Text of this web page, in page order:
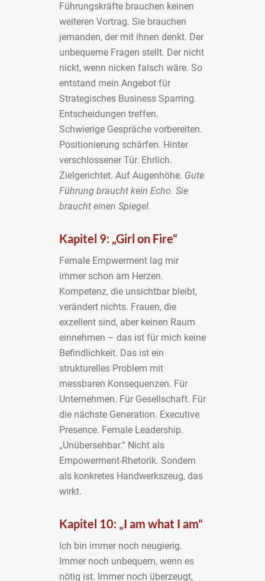
Führungskräfte brauchen keinen
weiteren Vortrag. Sie brauchen
jemanden, der mit ihnen denkt. Der
unbequeme Fragen stellt. Der nicht
nickt, wenn nicken falsch wäre. So
entstand mein Angebot für
Strategisches Business Sparring.
Entscheidungen treffen.
Schwierige Gespräche vorbereiten.
Positionierung schärfen. Hinter
verschlossener Tür. Ehrlich.
Zielgerichtet. Auf Augenhöhe. Gute
Führung braucht kein Echo. Sie
braucht einen Spiegel.
Kapitel 9: „Girl on Fire“
Female Empwerment lag mir
immer schon am Herzen.
Kompetenz, die unsichtbar bleibt,
verändert nichts. Frauen, die
exzellent sind, aber keinen Raum
einnehmen – das ist für mich keine
Befindlichkeit. Das ist ein
strukturelles Problem mit
messbaren Konsequenzen. Für
Unternehmen. Für Gesellschaft. Für
die nächste Generation. Executive
Presence. Female Leadership.
„Unübersehbar.“ Nicht als
Empowerment-Rhetorik. Sondern
als konkretes Handwerkszeug, das
wirkt.
Kapitel 10: „I am what I am“
Ich bin immer noch neugierig.
Immer noch unbequem, wenn es
nötig ist. Immer noch überzeugt,